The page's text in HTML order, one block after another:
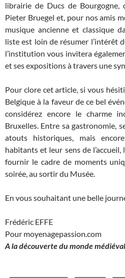
librairie de Ducs de Bourgogne,
Pieter Bruegel et, pour nos amis
musique ancienne et classique
liste est loin de résumer l’intérêt
l’institution vous invitera
et ses expositions à travers une
Pour clore cet article, si vous
Belgique à la faveur de ce bel
considérez encore le charme
Bruxelles. Entre sa gastronomie,
atouts historiques, mais
habitants et leur sens de
fournir le cadre de moments
soirée, au sortir du Musée.
En vous souhaitant une belle
Frédéric EFFE
Pour moyenagepassion.com
A la découverte du monde